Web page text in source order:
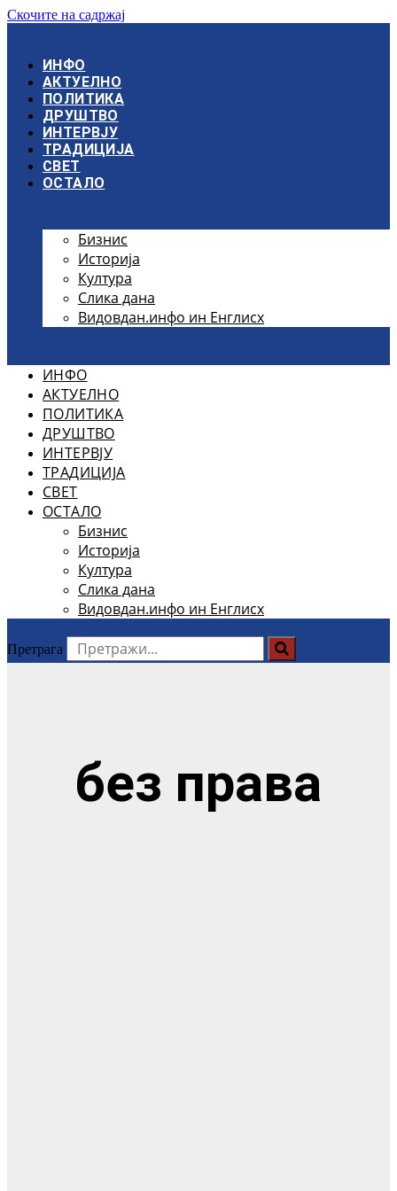
Скочите на садржај
ИНФО
АКТУЕЛНО
ПОЛИТИКА
ДРУШТВО
ИНТЕРВЈУ
ТРАДИЦИЈА
СВЕТ
ОСТАЛО
Бизнис
Историја
Култура
Слика дана
Видовдан.инфо ин Енглисх
ИНФО
АКТУЕЛНО
ПОЛИТИКА
ДРУШТВО
ИНТЕРВЈУ
ТРАДИЦИЈА
СВЕТ
ОСТАЛО
Бизнис
Историја
Култура
Слика дана
Видовдан.инфо ин Енглисх
Претрага
без права